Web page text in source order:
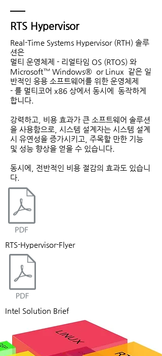
RTS Hypervisor
Real-Time Systems Hypervisor (RTH) 솔루
션은
멀티 운영체제 - 리얼타임 OS (RTOS) 와
Microsoft™ Windows® or Linux 같은 일
반적인 응용 소프트웨어를 위한 운영체제
- 를 멀티코어 x86 상에서 동시에 동작하게
합니다.
강력하고, 비용 효과가 큰 소프트웨어 솔루션
을 사용함으로, 시스템 설계자는 시스템 설계
시 유연성을 증가시키고, 주목할 만한 기능
및 성능 향상을 얻을 수 있습니다.
동시에, 전반적인 비용 절감의 효과도 있습니
다.
RTS-Hypervisor-Flyer
Intel Solution Brief